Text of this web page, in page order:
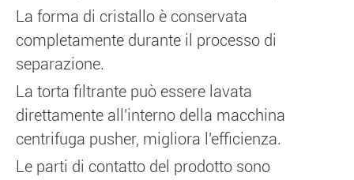
La forma di cristallo è conservata
completamente durante il processo di
separazione.
La torta filtrante può essere lavata
direttamente all'interno della macchina
centrifuga pusher, migliora l'efficienza.
Le parti di contatto del prodotto sono